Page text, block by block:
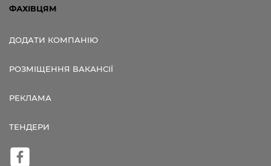
ФАХІВЦЯМ
ДОДАТИ КОМПАНІЮ
РОЗМІЩЕННЯ ВАКАНСІЇ
РЕКЛАМА
ТЕНДЕРИ